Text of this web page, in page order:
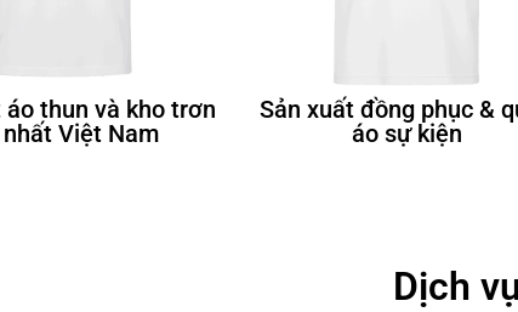
áo thun và kho trơn
nhất Việt Nam
Sản xuất đồng phục &
áo sự kiện
Dịch